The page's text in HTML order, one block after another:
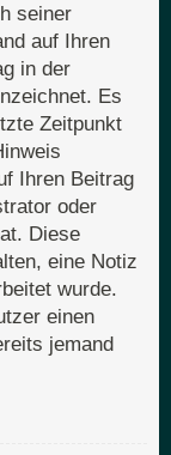
seiner
auf Ihren
in der
Es
Zeitpunkt
Ihren Beitrag
oder
Diese
eine Notiz
wurde.
einen
jemand